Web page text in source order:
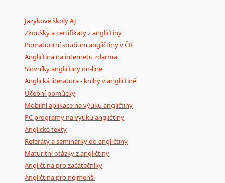
poradny a pravidla
Jazykové školy AJ
Zkoušky a certifikáty z angličtiny
Pomaturitní studium angličtiny v ČR
Angličtina na internetu zdarma
Slovníky angličtiny on-line
Anglická literatura - knihy v angličtině
Učební pomůcky
Mobilní aplikace na výuku angličtiny
PC programy na výuku angličtiny
Anglické texty
Referáty a seminárky do angličtiny
Maturitní otázky z angličtiny
Angličtina pro začátečníky
Angličtina pro nejmenší